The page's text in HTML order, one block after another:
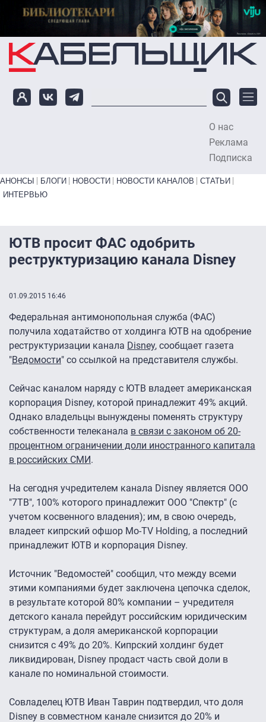
Перейти к основному содержанию
О нас
Реклама
Подписка
Primary links bottom
АНОНСЫ БЛОГИ НОВОСТИ НОВОСТИ КАНАЛОВ
СТАТЬИ
ИНТЕРВЬЮ
ЮТВ просит ФАС одобрить
реструктуризацию канала Disney
01.09.2015 16:46
Федеральная антимонопольная служба (ФАС)
получила ходатайство от холдинга ЮТВ на одобрение
реструктуризации канала Disney, сообщает газета
"Ведомости" со ссылкой на представителя службы.
Сейчас каналом наряду с ЮТВ владеет американская
корпорация Disney, которой принадлежит 49% акций.
Однако владельцы вынуждены поменять структуру
собственности телеканала в связи с законом об 20-
процентном ограничении доли иностранного капитала
в российских СМИ.
На сегодня учредителем канала Disney является ООО
"7ТВ", 100% которого принадлежит ООО "Спектр" (с
учетом косвенного владения); им, в свою очередь,
владеет кипрский офшор Mo-TV Holding, а последний
принадлежит ЮТВ и корпорация Disney.
Источник "Ведомостей" сообщил, что между всеми
этими компаниями будет заключена цепочка сделок,
в результате которой 80% компании – учредителя
детского канала перейдут российским юридическим
структурам, а доля американской корпорации
снизится с 49% до 20%. Кипрский холдинг будет
ликвидирован, Disney продаст часть свой доли в
канале по номинальной стоимости.
Совладелец ЮТВ Иван Таврин подтвердил, что доля
Disney в совместном канале снизится до 20% и